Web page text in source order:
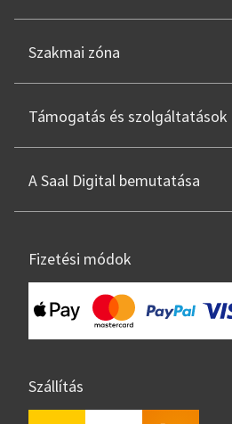
Szakmai zóna
Támogatás és szolgáltatások
A Saal Digital bemutatása
Fizetési módok
Szállítás